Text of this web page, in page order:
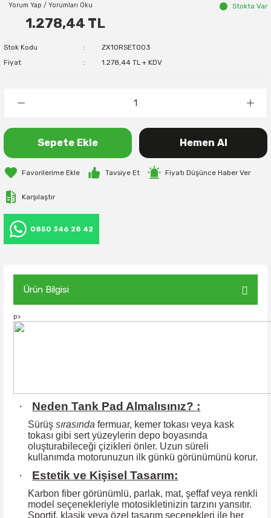
Yorum Yap / Yorumları Oku Stokta Var
1.278,44 TL
Stok Kodu
ZX10RSET003
Fiyat
1.278,44 TL + KDV
Sepete Ekle Hemen Al
Tavsiye Et Fiyatı Düşünce Haber Ver
Karşılaştır
0850 346 28 42
Ürün Bilgisi
p>
· Neden Tank Pad Almalısınız? :
Sürüş sırasında fermuar, kemer tokası veya kask
tokası gibi sert yüzeylerin depo boyasında
oluşturabileceği çizikleri önler. Uzun süreli
kullanımda motorunuzun ilk günkü görünümünü korur.
· Estetik ve Kişisel Tasarım:
Karbon fiber görünümlü, parlak, mat, şeffaf veya renkli
model seçenekleriyle motosikletinizin tarzını yansıtır.
Sportif, klasik veya özel tasarım seçenekleri ile her